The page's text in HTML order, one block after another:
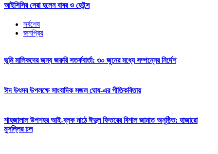
আইসিসির সেরা হলেন বাবর ও হেইন্স
সর্বশেষ
জনপ্রিয়
ভূমি মালিকদের জন্য জরুরি সতর্কবার্তা: ৩০ জুনের মধ্যে সম্পন্নের নির্দেশ
ঈদ উৎসব উপলক্ষে সাংবাদিক সজল ঘোষ-এর গীতিকবিতায়
শাহজালাল উপশহর আই-ব্লক মাঠে ঈদুল ফিতরের বিশাল জামাত অনুষ্ঠিত: হাজারো
মুসল্লির ঢল